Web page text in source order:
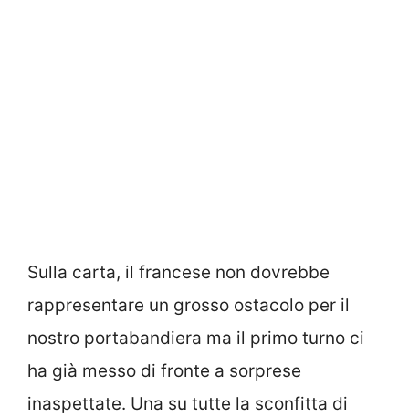
Sulla carta, il francese non dovrebbe
rappresentare un grosso ostacolo per il
nostro portabandiera ma il primo turno ci
ha già messo di fronte a sorprese
inaspettate. Una su tutte la sconfitta di